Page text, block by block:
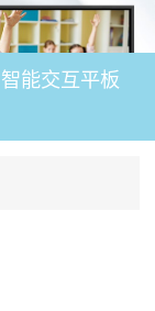
能交互平板